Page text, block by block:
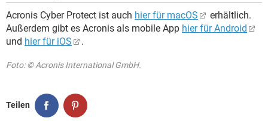
Acronis Cyber Protect ist auch hier für macOS
erhältlich.
Außerdem gibt es Acronis als mobile App hier für Android
und hier für iOS .
Foto: © Acronis International GmbH.
Teilen